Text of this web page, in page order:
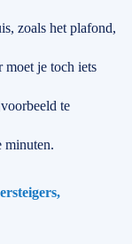
zoals het plafond,
je toch iets
te
minuten.